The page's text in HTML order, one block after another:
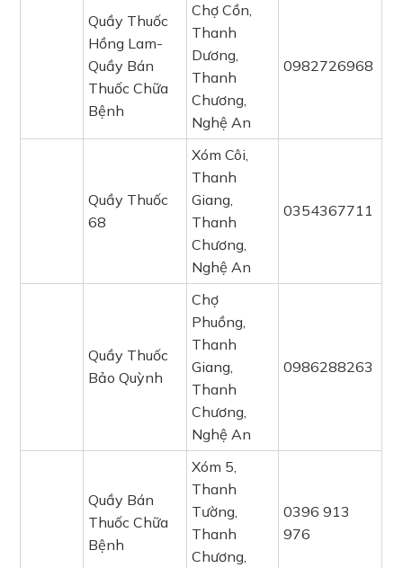
Quầy Thuốc
Hồng Lam-
Quầy Bán
Thuốc Chữa
Bệnh
Chợ Cồn,
Thanh
Dương,
Thanh
Chương,
Nghệ An
0982726968
Quầy Thuốc
68
Xóm Côi,
Thanh
Giang,
Thanh
Chương,
Nghệ An
0354367711
Quầy Thuốc
Bảo Quỳnh
Chợ
Phuồng,
Thanh
Giang,
Thanh
Chương,
Nghệ An
0986288263
Quầy Bán
Thuốc Chữa
Bệnh
Xóm 5,
Thanh
Tường,
Thanh
Chương,
0396 913
976